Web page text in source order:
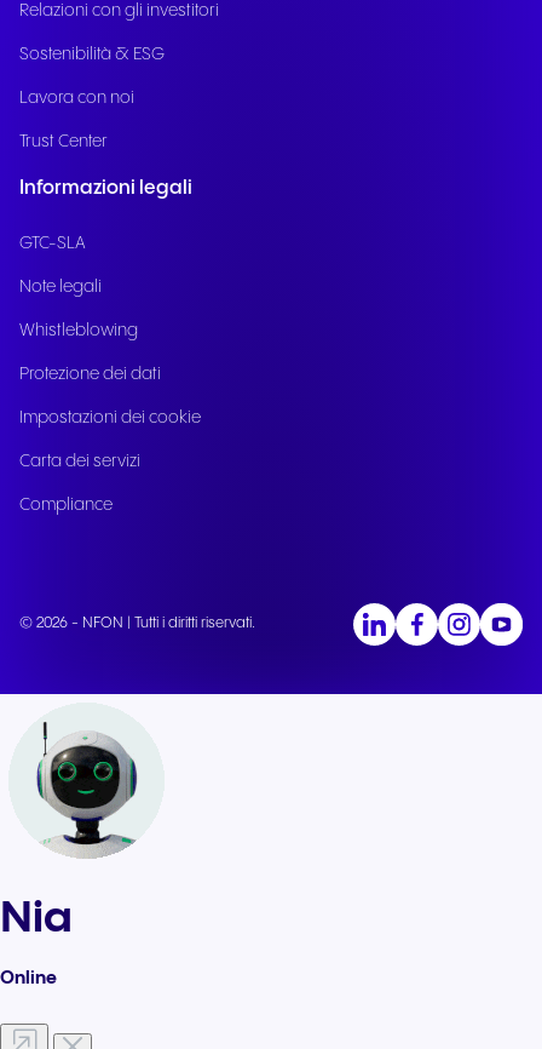
Relazioni con gli investitori
Sostenibilità & ESG
Lavora con noi
Trust Center
Informazioni legali
GTC-SLA
Note legali
Whistleblowing
Protezione dei dati
Impostazioni dei cookie
Carta dei servizi
Compliance
© 2026 - NFON | Tutti i diritti riservati.